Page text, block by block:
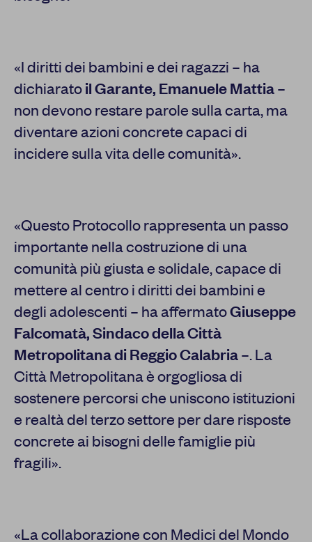
«I diritti dei bambini e dei ragazzi – ha
dichiaratoil Garante, Emanuele Mattia–
non devono restare parole sulla carta, ma
diventare azioni concrete capaci di
incidere sulla vita delle comunità».
«Questo Protocollo rappresenta un passo
importante nella costruzione di una
comunità più giusta e solidale, capace di
mettere al centro i diritti dei bambini e
degli adolescenti – ha affermatoGiuseppe
Falcomatà, Sindaco della Città
Metropolitana di Reggio Calabria–. La
Città Metropolitana è orgogliosa di
sostenere percorsi che uniscono istituzioni
e realtà del terzo settore per dare risposte
concrete ai bisogni delle famiglie più
fragili».
«La collaborazione con Medici del Mondo